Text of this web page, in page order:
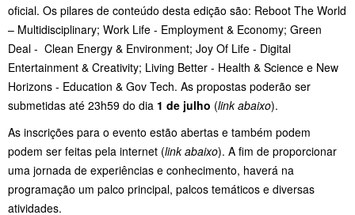
oficial. Os pilares de conteúdo desta edição são: Reboot The World
– Multidisciplinary; Work Life - Employment & Economy; Green
Deal - Clean Energy & Environment; Joy Of Life - Digital
Entertainment & Creativity; Living Better - Health & Science e New
Horizons - Education & Gov Tech. As propostas poderão ser
submetidas até 23h59 do dia 1 de julho (link abaixo).
As inscrições para o evento estão abertas e também podem
podem ser feitas pela internet (link abaixo). A fim de proporcionar
uma jornada de experiências e conhecimento, haverá na
programação um palco principal, palcos temáticos e diversas
atividades.